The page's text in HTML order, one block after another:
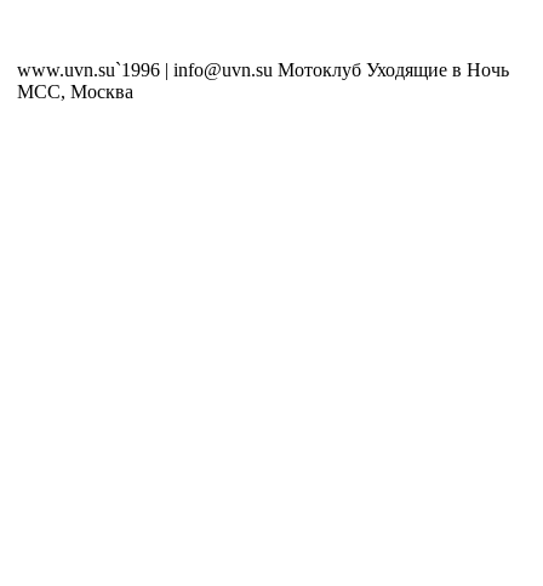
www.uvn.su`1996 | info@uvn.su Мотоклуб Уходящие в Ночь
MCC, Москва